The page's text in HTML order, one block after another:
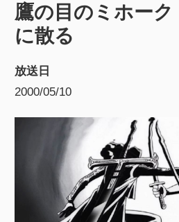
鷹の目のミホー
に散る
放送日
2000/05/10